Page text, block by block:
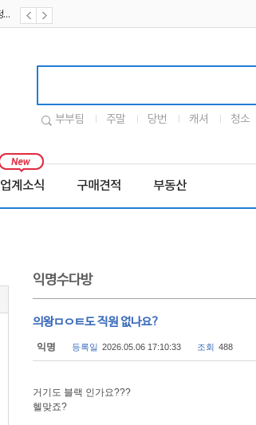
[공지] [호텔업] 개인정보 처리방침 개정본2 (19.09.02)
부부팀 주말 당번 캐셔 청소
업계소식 구매견적 부동산
익명수다방
의왕ㅁㅇㅌ도 직원 없나요?
익명 등록일 2026.05.06 17:10:33 조회 488
거기도 블랙 인가요???
헬맞죠?